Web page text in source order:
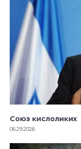
Союз кислоликих
06.29.2026